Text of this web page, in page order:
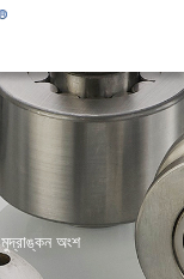
মুদ্রাঙ্কন অংশ